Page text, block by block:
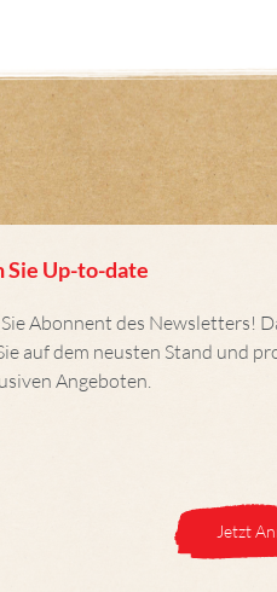
Sie Up-to-date
Abonnent des Newsletters!
auf dem neusten Stand und
Angeboten.
Jetzt